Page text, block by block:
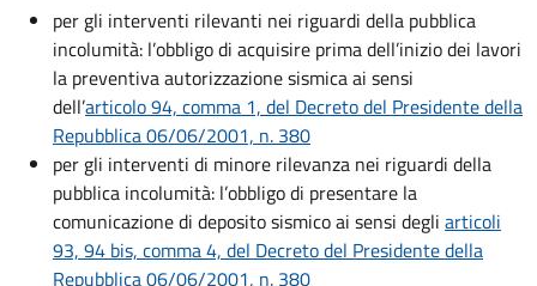
per gli interventi rilevanti nei riguardi della pubblica
incolumità: l’obbligo di acquisire prima dell’inizio dei lavori
la preventiva autorizzazione sismica ai sensi
dell’articolo 94, comma 1, del Decreto del Presidente della
Repubblica 06/06/2001, n. 380
per gli interventi di minore rilevanza nei riguardi della
pubblica incolumità: l’obbligo di presentare la
comunicazione di deposito sismico ai sensi degli articoli
93, 94 bis, comma 4, del Decreto del Presidente della
Repubblica 06/06/2001, n. 380